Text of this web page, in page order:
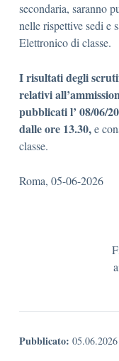
secondaria, saranno
nelle rispettive sedi e
Elettronico di classe.
I risultati degli
relativi
pubblicati l’ 08/06/
dalle ore 13.30,e
classe.
Roma, 05-06-2026
Pubblicato: 05.06.2026